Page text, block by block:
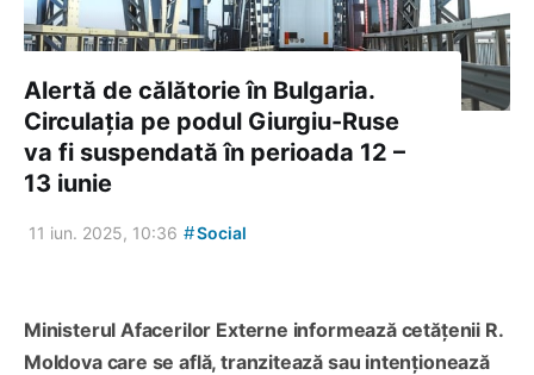
Alertă de călătorie în Bulgaria.
Circulația pe podul Giurgiu-Ruse
va fi suspendată în perioada 12 –
13 iunie
11 iun. 2025, 10:36 #Social
Ministerul Afacerilor Externe informează cetățenii R.
Moldova care se află, tranzitează sau intenționează